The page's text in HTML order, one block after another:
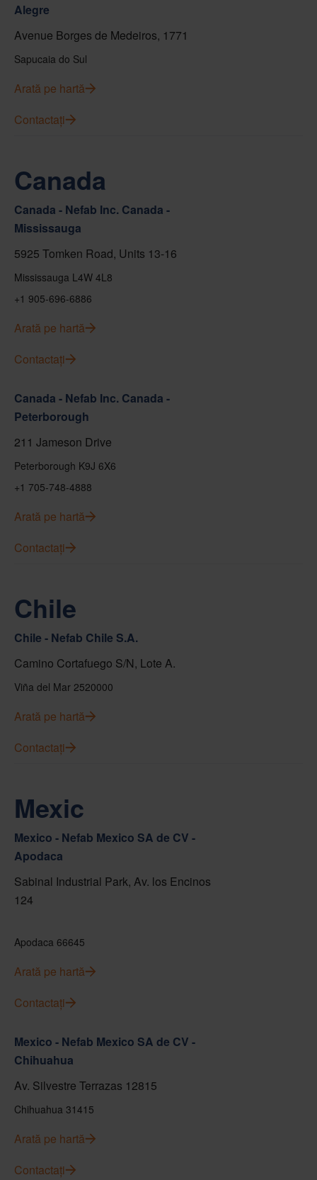
Alegre
Avenue Borges de Medeiros, 1771
Sapucaia do Sul
Arată pe hartă
Contactați
Canada
Canada - Nefab Inc. Canada -
Mississauga
5925 Tomken Road, Units 13-16
Mississauga L4W 4L8
+1 905-696-6886
Arată pe hartă
Contactați
Canada - Nefab Inc. Canada -
Peterborough
211 Jameson Drive
Peterborough K9J 6X6
+1 705-748-4888
Arată pe hartă
Contactați
Chile
Chile - Nefab Chile S.A.
Camino Cortafuego S/N, Lote A.
Viña del Mar 2520000
Arată pe hartă
Contactați
Mexic
Mexico - Nefab Mexico SA de CV -
Apodaca
Sabinal Industrial Park, Av. los Encinos
124
Apodaca 66645
Arată pe hartă
Contactați
Mexico - Nefab Mexico SA de CV -
Chihuahua
Av. Silvestre Terrazas 12815
Chihuahua 31415
Arată pe hartă
Contactați